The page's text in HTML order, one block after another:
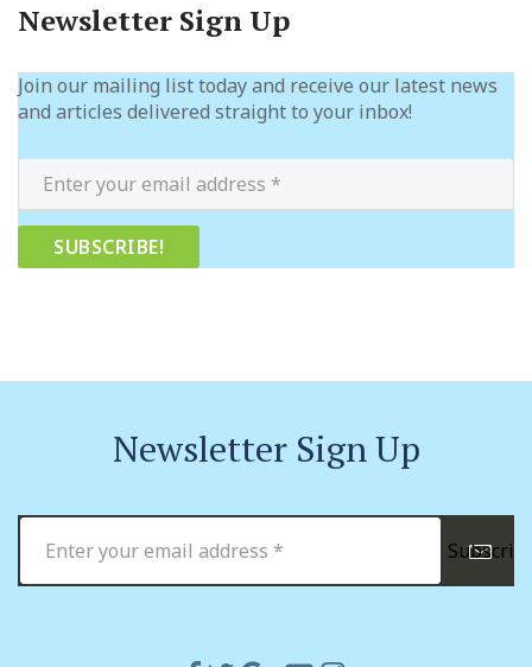
Newsletter Sign Up
Join our mailing list today and receive our latest news
and articles delivered straight to your inbox!
Newsletter Sign Up